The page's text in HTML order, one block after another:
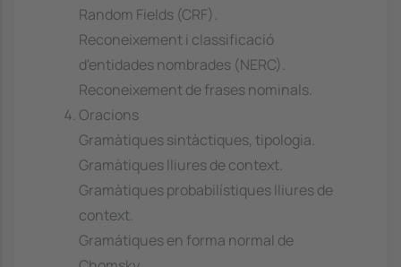
Random Fields (CRF).
Reconeixement i classificació
d'entidades nombrades (NERC).
Reconeixement de frases nominals.
Oracions
Gramàtiques sintàctiques, tipologia.
Gramàtiques lliures de context.
Gramàtiques probabilístiques lliures de
context.
Gramátiques en forma normal de